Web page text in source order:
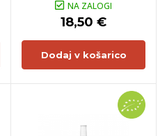
NA ZALOGI
18,50 €
Dodaj v košarico